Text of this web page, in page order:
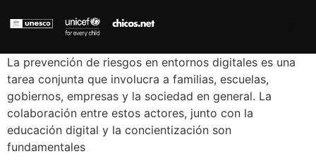
La prevención de riesgos en entornos digitales es una
tarea conjunta que involucra a familias, escuelas,
gobiernos, empresas y la sociedad en general. La
colaboración entre estos actores, junto con la
educación digital y la concientización son
fundamentales